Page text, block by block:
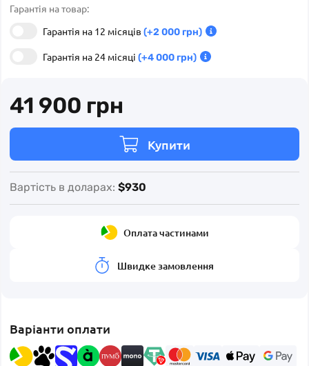
Гарантія на 12 місяців (+2 000 грн)
Гарантія на 24 місяці (+4 000 грн)
41 900 грн
Купити
Вартість в доларах: $930
Швидке замовлення
Оплата частинами
Варіанти оплати